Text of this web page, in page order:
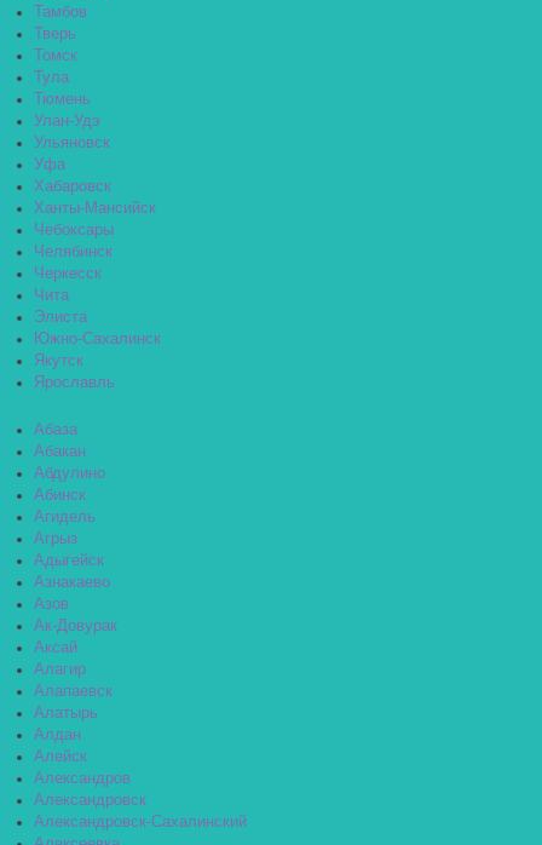
Тамбов
Тверь
Томск
Тула
Тюмень
Улан-Удэ
Ульяновск
Уфа
Хабаровск
Ханты-Мансийск
Чебоксары
Челябинск
Черкесск
Чита
Элиста
Южно-Сахалинск
Якутск
Ярославль
Абаза
Абакан
Абдулино
Абинск
Агидель
Агрыз
Адыгейск
Азнакаево
Азов
Ак-Довурак
Аксай
Алагир
Алапаевск
Алатырь
Алдан
Алейск
Александров
Александровск
Александровск-Сахалинский